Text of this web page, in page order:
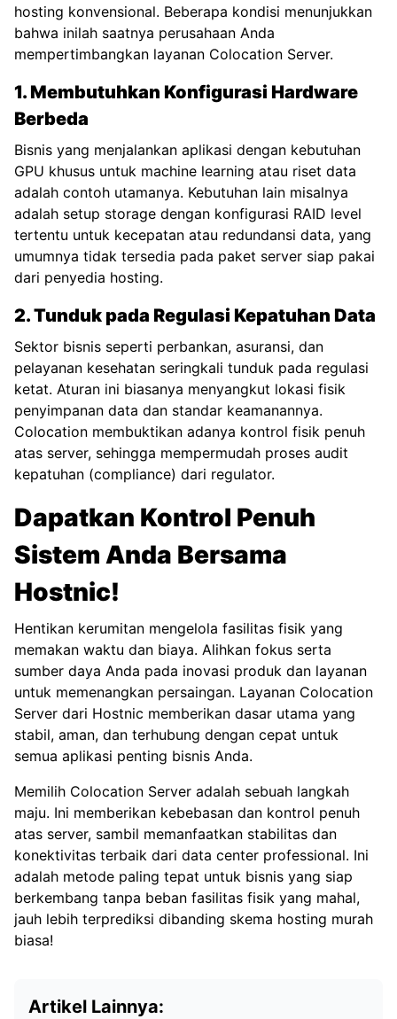
hosting konvensional. Beberapa kondisi menunjukkan
bahwa inilah saatnya perusahaan Anda
mempertimbangkan layanan Colocation Server.
1. Membutuhkan Konfigurasi Hardware
Berbeda
Bisnis yang menjalankan aplikasi dengan kebutuhan
GPU khusus untuk machine learning atau riset data
adalah contoh utamanya. Kebutuhan lain misalnya
adalah setup storage dengan konfigurasi RAID level
tertentu untuk kecepatan atau redundansi data, yang
umumnya tidak tersedia pada paket server siap pakai
dari penyedia hosting.
2. Tunduk pada Regulasi Kepatuhan Data
Sektor bisnis seperti perbankan, asuransi, dan
pelayanan kesehatan seringkali tunduk pada regulasi
ketat. Aturan ini biasanya menyangkut lokasi fisik
penyimpanan data dan standar keamanannya.
Colocation membuktikan adanya kontrol fisik penuh
atas server, sehingga mempermudah proses audit
kepatuhan (compliance) dari regulator.
Dapatkan Kontrol Penuh
Sistem Anda Bersama
Hostnic!
Hentikan kerumitan mengelola fasilitas fisik yang
memakan waktu dan biaya. Alihkan fokus serta
sumber daya Anda pada inovasi produk dan layanan
untuk memenangkan persaingan. Layanan Colocation
Server dari Hostnic memberikan dasar utama yang
stabil, aman, dan terhubung dengan cepat untuk
semua aplikasi penting bisnis Anda.
Memilih Colocation Server adalah sebuah langkah
maju. Ini memberikan kebebasan dan kontrol penuh
atas server, sambil memanfaatkan stabilitas dan
konektivitas terbaik dari data center professional. Ini
adalah metode paling tepat untuk bisnis yang siap
berkembang tanpa beban fasilitas fisik yang mahal,
jauh lebih terprediksi dibanding skema hosting murah
biasa!
Artikel Lainnya: